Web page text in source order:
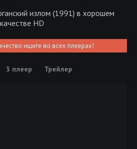
излом (1991) в хорошем
качестве HD
ищите во всех плеерах!
3 плеер Трейлер